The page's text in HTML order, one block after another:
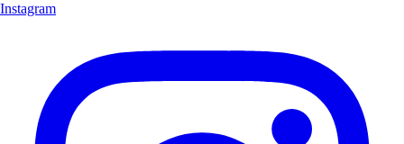
Instagram